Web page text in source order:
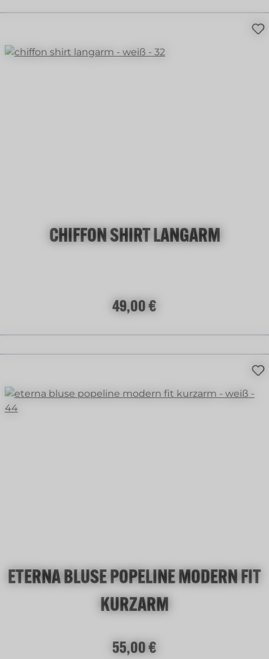
CHIFFON SHIRT LANGARM
Regulärer Preis:
49,00 €
ETERNA BLUSE POPELINE MODERN FIT
KURZARM
Regulärer Preis:
55,00 €